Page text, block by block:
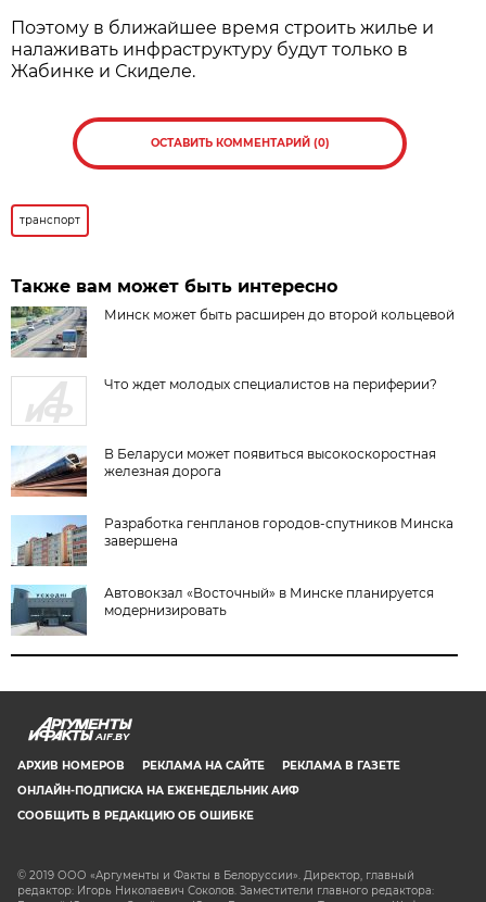
Поэтому в ближайшее время строить жилье и
налаживать инфраструктуру будут только в
Жабинке и Скиделе.
ОСТАВИТЬ КОММЕНТАРИЙ (0)
транспорт
Также вам может быть интересно
Минск может быть расширен до второй кольцевой
Что ждет молодых специалистов на периферии?
В Беларуси может появиться высокоскоростная
железная дорога
Разработка генпланов городов-спутников Минска
завершена
Автовокзал «Восточный» в Минске планируется
модернизировать
AIF.BY
АРХИВ НОМЕРОВ РЕКЛАМА НА САЙТЕ
РЕКЛАМА В ГАЗЕТЕ
ОНЛАЙН-ПОДПИСКА НА ЕЖЕНЕДЕЛЬНИК АИФ
СООБЩИТЬ В РЕДАКЦИЮ ОБ ОШИБКЕ
© 2019 ООО «Аргументы и Факты в Белоруссии». Директор, главный
редактор: Игорь Николаевич Соколов. Заместители главного редактора: